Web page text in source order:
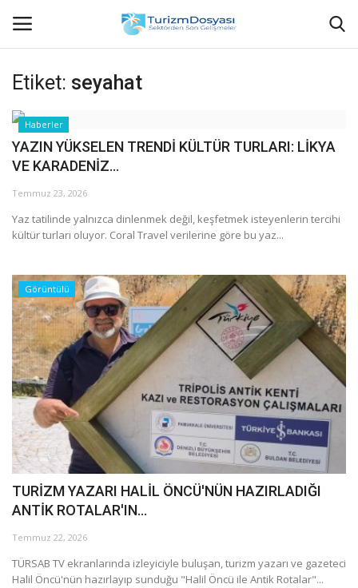
Anasayfa
Bize Ulaşın
Künye
Halil ÖNCÜ kimdir?
KVKK Aydınlatma Metni
Haberler
Görüntülü
Araştırma - İnceleme
Lezzet Durakları
Röportajlar
Gezi - Yorum
Sizlerden Gelenler
Etiket: seyahat
Haberler
YAZIN YÜKSELEN TRENDİ KÜLTÜR TURLARI: LİKYA
VE KARADENİZ...
Temmuz 23, 2026
Yaz tatilinde yalnızca dinlenmek değil, keşfetmek isteyenlerin tercihi
kültür turları oluyor. Coral Travel verilerine göre bu yaz...
Görüntülü
TURİZM YAZARI HALİL ÖNCÜ'NÜN HAZIRLADIĞI
ANTİK ROTALAR'IN...
Temmuz 22, 2026
TÜRSAB TV ekranlarında izleyiciyle buluşan, turizm yazarı ve gazeteci
Halil Öncü'nün hazırlayıp sunduğu "Halil Öncü ile Antik Rotalar"...